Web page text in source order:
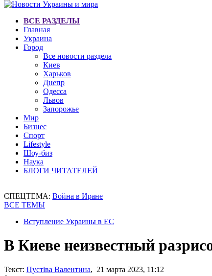
ВСЕ РАЗДЕЛЫ
Главная
Украина
Город
Все новости раздела
Киев
Харьков
Днепр
Одесса
Львов
Запорожье
Мир
Бизнес
Спорт
Lifestyle
Шоу-биз
Наука
БЛОГИ ЧИТАТЕЛЕЙ
СПЕЦТЕМА: Война в Иране
ВСЕ ТЕМЫ
Вступление Украины в ЕС
В Киеве неизвестный
Текст: Пустіва Валентина, 21 марта 2023, 11:12